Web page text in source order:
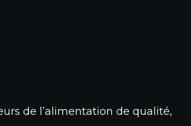
de l’alimentation de qualité,